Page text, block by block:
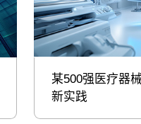
某500强医疗器
新实践